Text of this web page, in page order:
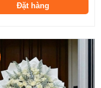
Đặt hàng